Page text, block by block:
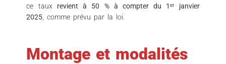
ce taux revient à 50 % à compter du 1ᵉʳ janvier
2025, comme prévu par la loi.
Montage et modalités